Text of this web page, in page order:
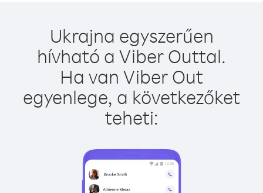
Ukrajna egyszerűen
hívható a Viber Outtal.
Ha van Viber Out
egyenlege, a következőket
teheti: